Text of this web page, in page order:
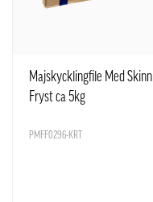
Majskycklingfile Med Skinn
Fryst ca 5kg
PMFF0296-KRT